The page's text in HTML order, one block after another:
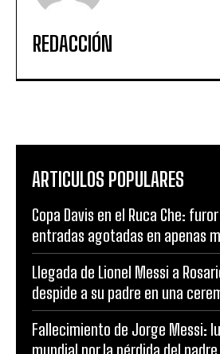
REDACCIÓN
ARTICULOS POPULARES
Copa Davis en el Ruca Che:
entradas agotadas en apenas
Llegada de Lionel Messi a
despide a su padre en una
Fallecimiento de Jorge Messi:
mundial por la pérdida del